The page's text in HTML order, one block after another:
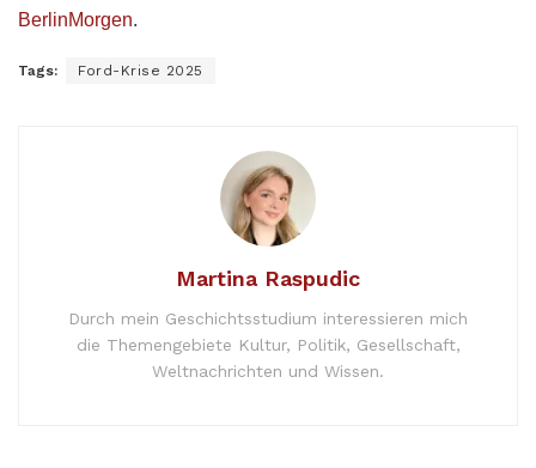
BerlinMorgen.
Tags: Ford-Krise 2025
Martina Raspudic
Durch mein Geschichtsstudium interessieren mich
die Themengebiete Kultur, Politik, Gesellschaft,
Weltnachrichten und Wissen.